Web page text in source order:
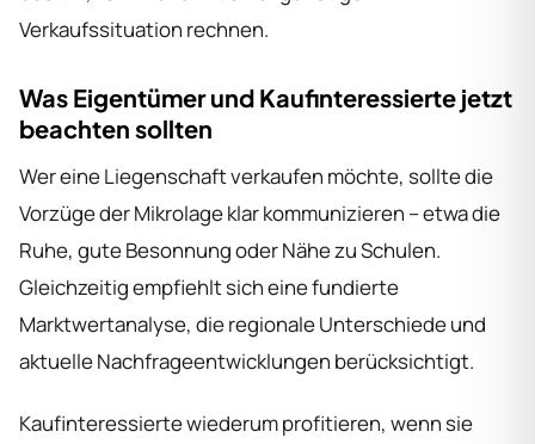
Verkaufssituation rechnen.
Was Eigentümer und Kaufinteressierte jetzt
beachten sollten
Wer eine Liegenschaft verkaufen möchte, sollte die
Vorzüge der Mikrolage klar kommunizieren – etwa die
Ruhe, gute Besonnung oder Nähe zu Schulen.
Gleichzeitig empfiehlt sich eine fundierte
Marktwertanalyse, die regionale Unterschiede und
aktuelle Nachfrageentwicklungen berücksichtigt.
Kaufinteressierte wiederum profitieren, wenn sie